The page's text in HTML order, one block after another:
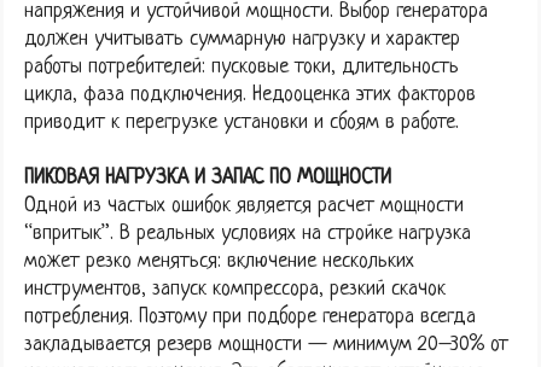
напряжения и устойчивой мощности. Выбор генератора
должен учитывать суммарную нагрузку и характер
работы потребителей: пусковые токи, длительность
цикла, фаза подключения. Недооценка этих факторов
приводит к перегрузке установки и сбоям в работе.
ПИКОВАЯ НАГРУЗКА И ЗАПАС ПО МОЩНОСТИ
Одной из частых ошибок является расчет мощности
“впритык”. В реальных условиях на стройке нагрузка
может резко меняться: включение нескольких
инструментов, запуск компрессора, резкий скачок
потребления. Поэтому при подборе генератора всегда
закладывается резерв мощности — минимум 20–30% от